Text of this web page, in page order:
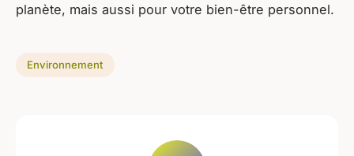
planète, mais aussi pour votre bien-être personnel.
Environnement